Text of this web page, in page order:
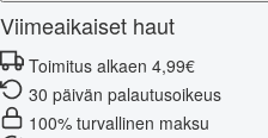
Viimeaikaiset haut
Toimitus alkaen 4,99€
30 päivän palautusoikeus
100% turvallinen maksu